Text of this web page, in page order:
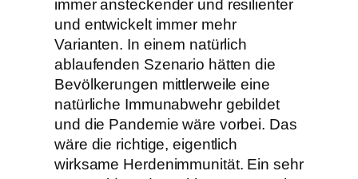
immer ansteckender und resilienter
und entwickelt immer mehr
Varianten. In einem natürlich
ablaufenden Szenario hätten die
Bevölkerungen mittlerweile eine
natürliche Immunabwehr gebildet
und die Pandemie wäre vorbei. Das
wäre die richtige, eigentlich
wirksame Herdenimmunität. Ein sehr